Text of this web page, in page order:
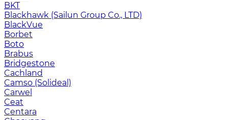
BKT
Blackhawk (Sailun Group Co., LTD)
BlackVue
Borbet
Boto
Brabus
Bridgestone
Cachland
Camso (Solideal)
Carwel
Ceat
Centara